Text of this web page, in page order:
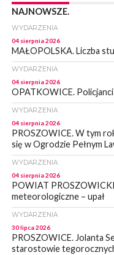
NAJNOWSZE.
WYDARZENIA
04 sierpnia 2026
MAŁOPOLSKA. Liczba
WYDARZENIA
04 sierpnia 2026
OPATKOWICE.
WYDARZENIA
04 sierpnia 2026
PROSZOWICE. W tym
się w Ogrodzie Pełnym
WYDARZENIA
04 sierpnia 2026
POWIAT
meteorologiczne – upał
WYDARZENIA
30 lipca 2026
PROSZOWICE. Jolanta
starostowie